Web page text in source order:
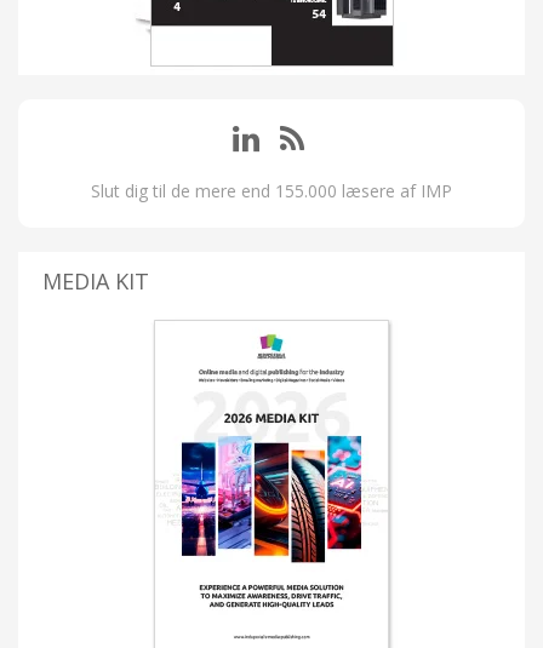
Slut dig til de mere end 155.000 læsere af IMP
MEDIA KIT